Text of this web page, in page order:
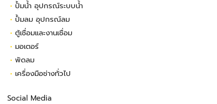
• ปั้มน้ำ อุปกรณ์ระบบน้ำ
• ปั้มลม อุปกรณ์ลม
• ตู้เชื่อมและงานเชื่อม
• มอเตอร์
• พัดลม
• เครื่องมือช่างทั่วไป
Social Media